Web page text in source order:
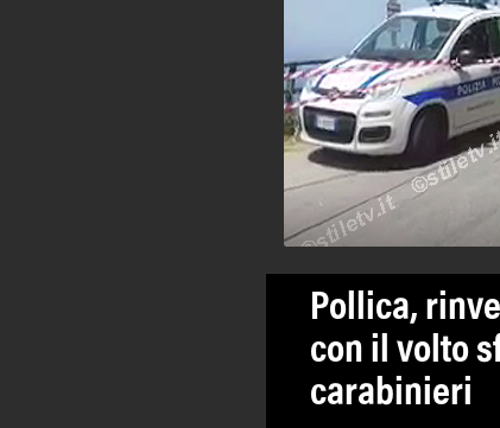
Pollica,
con il volto
carabinieri